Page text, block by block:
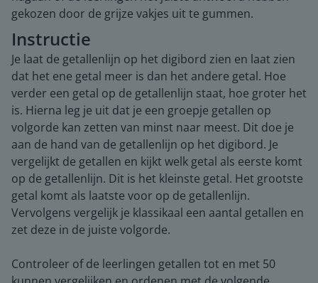
gekozen door de grijze vakjes uit te gummen.
Instructie
Je laat de getallenlijn op het digibord zien en laat zien
dat het ene getal meer is dan het andere getal. Hoe
verder een getal op de getallenlijn staat, hoe groter het
is. Hierna leg je uit dat je een groepje getallen op
volgorde kan zetten van minst naar meest. Dit doe je
aan de hand van de getallenlijn op het digibord. Je
vergelijkt de getallen en kijkt welk getal als eerste komt
op de getallenlijn. Dit is het kleinste getal. Het grootste
getal komt als laatste voor op de getallenlijn.
Vervolgens vergelijk je klassikaal een aantal getallen en
zet deze in de juiste volgorde.
Controleer of de leerlingen getallen tot en met 50